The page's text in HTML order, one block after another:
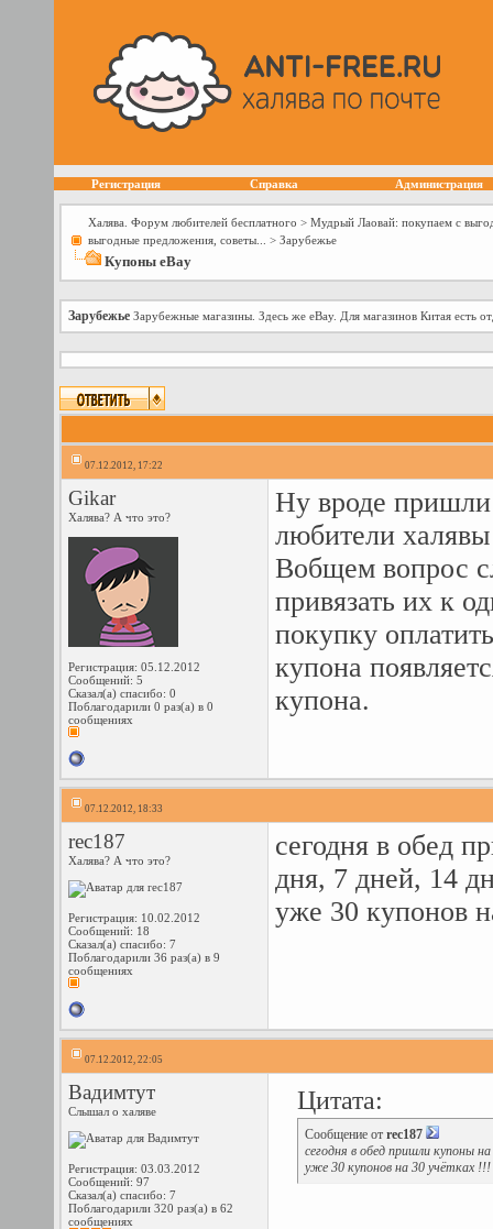
Регистрация Справка Администрация
Халява. Форум любителей бесплатного > Мудрый Лаовай: покупаем с
выгодные предложения, советы...
> Зарубежье
Купоны eBay
Зарубежье Зарубежные магазины. Здесь же eBay. Для магазинов Китая есть
07.12.2012, 17:22
Gikar
Халява? А что это?
Регистрация: 05.12.2012
Сообщений: 5
Сказал(а) спасибо: 0
Поблагодарили 0 раз(а) в 0
сообщениях
Ну вроде пришли
любители
Вобщем вопрос
привязать их к
покупку
купона
купона.
07.12.2012, 18:33
rec187
Халява? А что это?
Регистрация: 10.02.2012
Сообщений: 18
Сказал(а) спасибо: 7
Поблагодарили 36 раз(а) в 9
сообщениях
сегодня в обед
дня, 7 дней, 14
уже 30 купонов
07.12.2012, 22:05
Вадимтут
Слышал о халяве
Регистрация: 03.03.2012
Сообщений: 97
Сказал(а) спасибо: 7
Поблагодарили 320 раз(а) в 62
сообщениях
Цитата:
Сообщение от rec187
сегодня в обед пришли купоны
уже 30 купонов на 30 учётках